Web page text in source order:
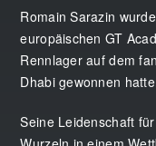
Romain Sarazin
europäischen GT
Rennlager auf dem
Dhabi gewonnen
Seine Leidenschaft